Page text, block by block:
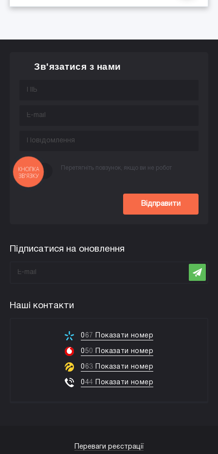
Зв'язатися з нами
Перетягніть повзунок, якщо ви не робот
Відправити
Підписатися на оновлення
Наші контакти
06 7 Показати номер
050 Показати номер
063 Показати номер
044 Показати номер
Переваги реєстрації
КНОПКА
ЗВ'ЯЗКУ